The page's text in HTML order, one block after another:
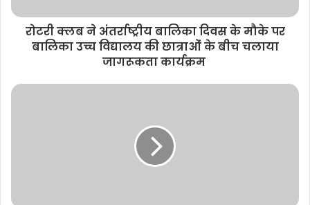
रोटरी क्लब ने अंतर्राष्ट्रीय बालिका दिवस के मौके पर
बालिका उच्च विद्यालय की छात्राओं के बीच चलाया
जागरूकता कार्यक्रम